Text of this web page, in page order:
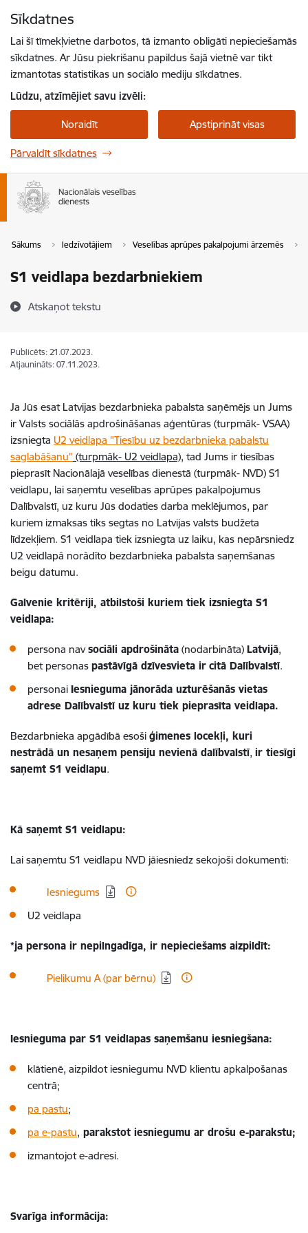
Sīkdatnes
Lai šī tīmekļvietne darbotos, tā izmanto obligāti nepieciešamās
sīkdatnes. Ar Jūsu piekrišanu papildus šajā vietnē var tikt
izmantotas statistikas un sociālo mediju sīkdatnes.
Lūdzu, atzīmējiet savu izvēli:
Noraidīt Apstiprināt visas
Pārvaldīt sīkdatnes
Sākums Iedzīvotājiem Veselības aprūpes pakalpojumi ārzemēs
S1 veidlapa bezdarbniekiem
Atskaņot tekstu
Publicēts: 21.07.2023.
Atjaunināts: 07.11.2023.
Ja Jūs esat Latvijas bezdarbnieka pabalsta saņēmējs un Jums
ir Valsts sociālās apdrošināšanas aģentūras (turpmāk- VSAA)
izsniegta U2 veidlapa "Tiesību uz bezdarbnieka pabalstu
saglabāšanu" (turpmāk- U2 veidlapa), tad Jums ir tiesības
pieprasīt Nacionālajā veselības dienestā (turpmāk- NVD) S1
veidlapu, lai saņemtu veselības aprūpes pakalpojumus
Dalībvalstī, uz kuru Jūs dodaties darba meklējumos, par
kuriem izmaksas tiks segtas no Latvijas valsts budžeta
līdzekļiem. S1 veidlapa tiek izsniegta uz laiku, kas nepārsniedz
U2 veidlapā norādīto bezdarbnieka pabalsta saņemšanas
beigu datumu.
Galvenie kritēriji, atbilstoši kuriem tiek izsniegta S1
veidlapa:
persona navsociāli apdrošināta (nodarbināta) Latvijā,
bet personas pastāvīgā dzīvesvieta ir citā Dalībvalstī.
personai Iesnieguma jānorāda uzturēšanās vietas
adrese Dalībvalstī uz kuru tiek pieprasīta veidlapa.
Bezdarbnieka apgādībā esoši ģimenes locekļi, kuri
nestrādā un nesaņem pensiju nevienā dalībvalstī, ir tiesīgi
saņemt S1 veidlapu.
Kā saņemt S1 veidlapu:
Lai saņemtu S1 veidlapu NVD jāiesniedz sekojoši dokumenti:
Lejupielādēt:
Iesniegums
U2 veidlapa
*ja persona ir nepilngadīga, ir nepieciešams aizpildīt:
Lejupielādēt:
Pielikumu A (par bērnu)
Iesnieguma par S1 veidlapas saņemšanu iesniegšana:
klātienē, aizpildot iesniegumu NVD klientu apkalpošanas
centrā;
pa pastu;
pa e-pastu, parakstot iesniegumu ar drošu e-parakstu;
izmantojot e-adresi.
Svarīga informācija: